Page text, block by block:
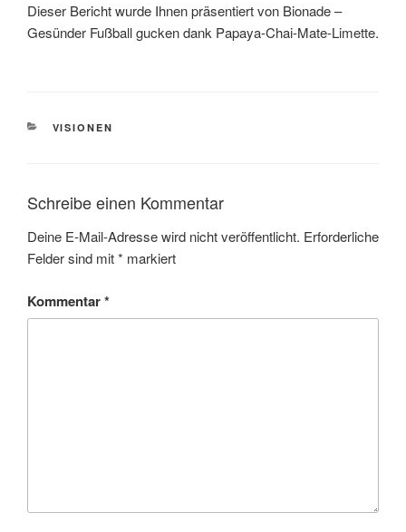
Dieser Bericht wurde Ihnen präsentiert von Bionade –
Gesünder Fußball gucken dank Papaya-Chai-Mate-Limette.
KATEGORIEN
VISIONEN
Schreibe einen Kommentar
Deine E-Mail-Adresse wird nicht veröffentlicht. Erforderliche
Felder sind mit* markiert
Kommentar*